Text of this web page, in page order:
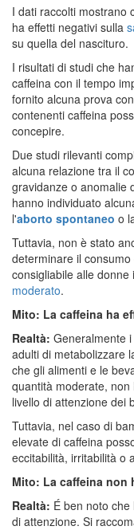
I dati raccolti mostrano
ha effetti negativi sulla
su quella del nascituro.
I risultati di studi che
caffeina con il tempo
fornito alcuna prova
contenenti caffeina
concepire.
Due studi rilevanti
alcuna relazione tra il
gravidanze o anomalie
hanno individuato
l'aborto spontaneo o
Tuttavia, non è stato
determinare il
consigliabile alle
moderato.
Mito: La caffeina ha
Realtà: Generalmente
adulti di metabolizzare
che gli alimenti e le
quantità moderate,
livello di attenzione dei
Tuttavia, nel caso di
elevate di caffeina
eccitabilità, irritabilità o
Mito: La caffeina
Realtà: É ben noto
di attenzione. Si